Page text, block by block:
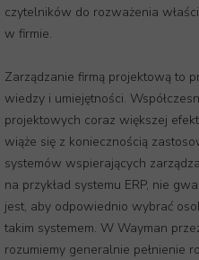
czytelników do rozważenia
w firmie.
Zarządzanie firmą projektową to
wiedzy i umiejętności.
projektowych coraz większej
wiąże się z koniecznością
systemów wspierających
na przykład systemu ERP, nie
jest, aby odpowiednio wybrać
takim systemem. W Wayman
rozumiemy generalnie pełnienie